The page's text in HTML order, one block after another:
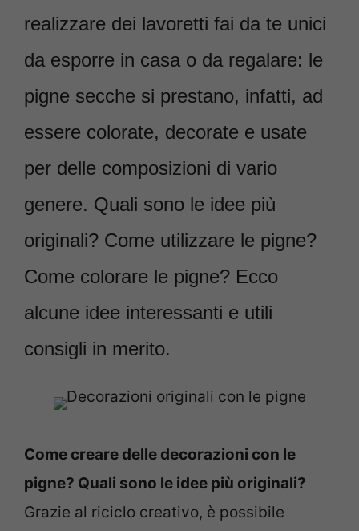
realizzare dei lavoretti fai da te unici
da esporre in casa o da regalare: le
pigne secche si prestano, infatti, ad
essere colorate, decorate e usate
per delle composizioni di vario
genere. Quali sono le idee più
originali? Come utilizzare le pigne?
Come colorare le pigne? Ecco
alcune idee interessanti e utili
consigli in merito.
Come creare delle decorazioni con le
pigne? Quali sono le idee più originali?
Grazie al riciclo creativo, è possibile